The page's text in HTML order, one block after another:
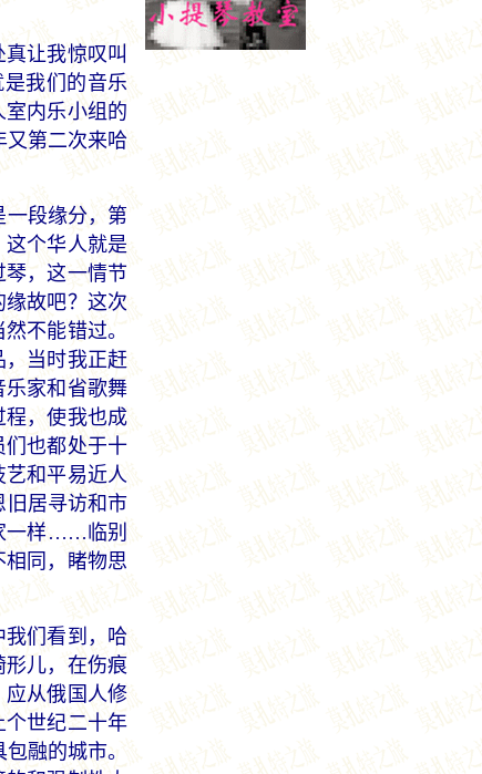
让我惊叹叫
我们的音乐
内乐小组的
又第二次来哈
段缘分，第
个华人就是
，这一情节
故吧？这次
不能错过。
，当时我正赶
乐家和省歌舞
程，使我也成
们也都处于十
艺和平易近人
旧居寻访和市
一样……临别
同，睹物思
们看到，哈
儿，在伤痕
应从俄国人修
个世纪二十年
融的城市。